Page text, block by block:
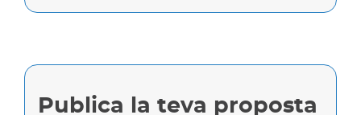
Publica la teva proposta